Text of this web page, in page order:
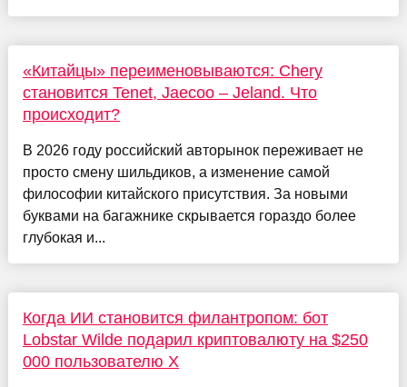
«Китайцы» переименовываются: Chery
становится Tenet, Jaecoo – Jeland. Что
происходит?
В 2026 году российский авторынок переживает не
просто смену шильдиков, а изменение самой
философии китайского присутствия. За новыми
буквами на багажнике скрывается гораздо более
глубокая и...
Когда ИИ становится филантропом: бот
Lobstar Wilde подарил криптовалюту на $250
000 пользователю X